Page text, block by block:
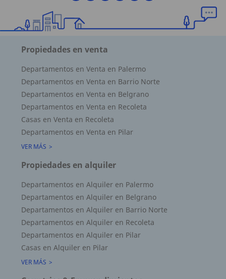
Propiedades en venta
Departamentos en Venta en Palermo
Departamentos en Venta en Barrio Norte
Departamentos en Venta en Belgrano
Departamentos en Venta en Recoleta
Casas en Venta en Recoleta
Departamentos en Venta en Pilar
VER MÁS
Propiedades en alquiler
Departamentos en Alquiler en Palermo
Departamentos en Alquiler en Belgrano
Departamentos en Alquiler en Barrio Norte
Departamentos en Alquiler en Recoleta
Departamentos en Alquiler en Pilar
Casas en Alquiler en Pilar
VER MÁS